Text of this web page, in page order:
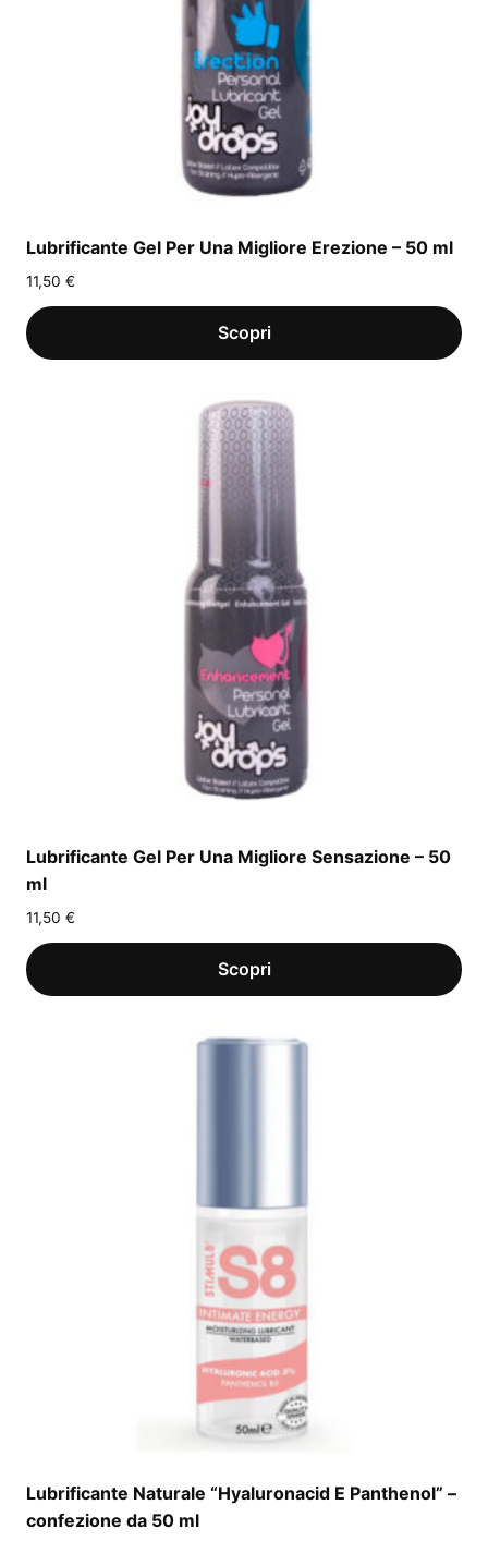
Lubrificante Gel Per Una Migliore Erezione – 50 ml
11,50 €
Lubrificante Gel Per Una Migliore Sensazione – 50
ml
11,50 €
Lubrificante Naturale “Hyaluronacid E Panthenol” –
confezione da 50 ml